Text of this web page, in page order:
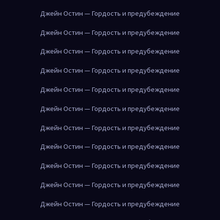
Джейн Остин — Гордость и предубеждение
Джейн Остин — Гордость и предубеждение
Джейн Остин — Гордость и предубеждение
Джейн Остин — Гордость и предубеждение
Джейн Остин — Гордость и предубеждение
Джейн Остин — Гордость и предубеждение
Джейн Остин — Гордость и предубеждение
Джейн Остин — Гордость и предубеждение
Джейн Остин — Гордость и предубеждение
Джейн Остин — Гордость и предубеждение
Джейн Остин — Гордость и предубеждение